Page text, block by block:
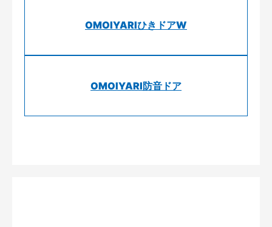
OMOIYARIひきドアW
OMOIYARI防音ドア